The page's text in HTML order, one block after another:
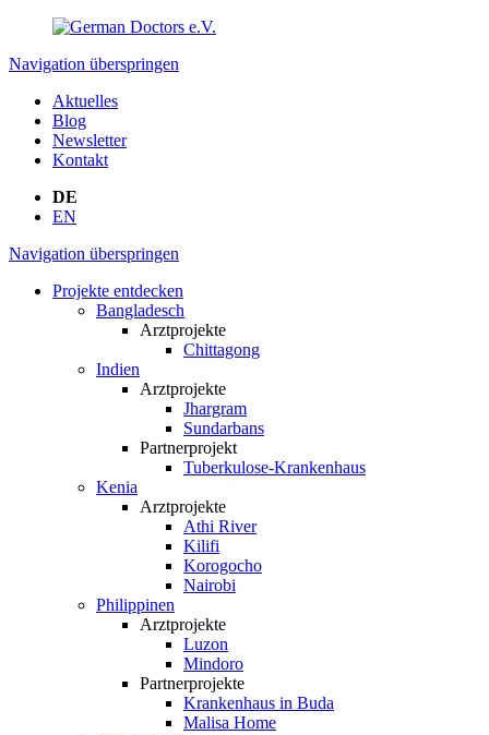
Navigation überspringen
Aktuelles
Blog
Newsletter
Kontakt
DE
EN
Navigation überspringen
Projekte entdecken
Bangladesch
Arztprojekte
Chittagong
Indien
Arztprojekte
Jhargram
Sundarbans
Partnerprojekt
Tuberkulose-Krankenhaus
Kenia
Arztprojekte
Athi River
Kilifi
Korogocho
Nairobi
Philippinen
Arztprojekte
Luzon
Mindoro
Partnerprojekte
Krankenhaus in Buda
Malisa Home